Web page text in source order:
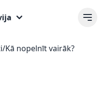
/Kā nopelnīt vairāk?